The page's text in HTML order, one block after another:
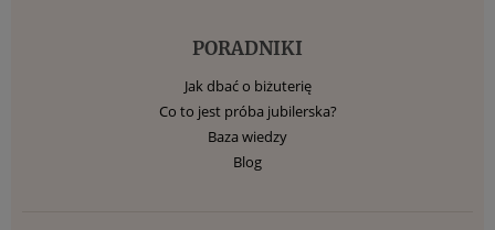
PORADNIKI
Jak dbać o biżuterię
Co to jest próba jubilerska?
Baza wiedzy
Blog